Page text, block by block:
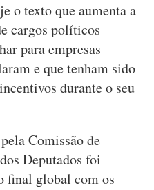
o texto que aumenta a
cargos políticos
para empresas
e que tenham sido
durante o seu
Comissão de
Deputados foi
final global com os